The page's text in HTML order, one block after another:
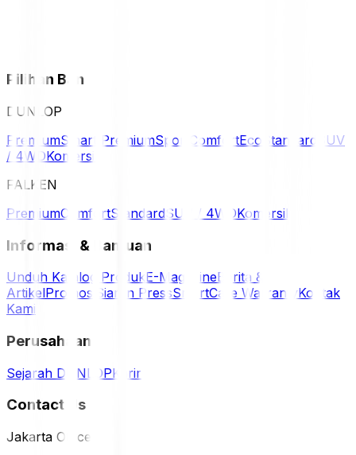
Pilihan Ban
DUNLOP
PremiumSmart PremiumSport ComfortEco Standard
SUV
/ 4WDKomersil
FALKEN
PremiumComfortStandard SUV / 4WDKomersil
Informasi & Bantuan
Unduh Katalog ProdukE-MagazineBerita &
ArtikelPromosi Siaran PressSmartCare WarrantyKontak
Kami
Perusahaan
Sejarah DUNLOPKarir
Contact Us
Jakarta Office